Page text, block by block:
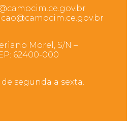
Morel, S/N –
62400-000
de segunda a sexta.